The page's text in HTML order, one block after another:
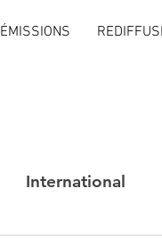
ÉMISSIONS
International